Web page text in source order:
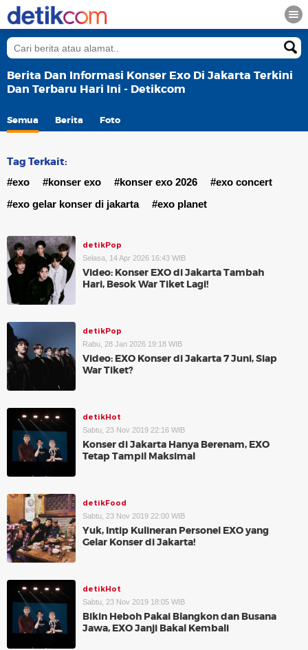
Berita Dan Informasi Konser Exo Di Jakarta Terkini
Dan Terbaru Hari Ini - Detikcom
Semua Berita Foto
Tag Terkait:
#exo #konser exo #konser exo 2026
#exo concert
#exo gelar konser di jakarta
#exo planet
detikPop
Selasa, 14 Apr 2026 16:43 WIB
Video: Konser EXO di Jakarta Tambah
Hari, Besok War Tiket Lagi!
detikPop
Rabu, 28 Jan 2026 19:18 WIB
Video: EXO Konser di Jakarta 7 Juni, Siap
War Tiket?
detikHot
Sabtu, 23 Nov 2019 22:16 WIB
Konser di Jakarta Hanya Berenam, EXO
Tetap Tampil Maksimal
detikFood
Sabtu, 23 Nov 2019 22:00 WIB
Yuk, Intip Kulineran Personel EXO yang
Gelar Konser di Jakarta!
detikHot
Sabtu, 23 Nov 2019 18:05 WIB
Bikin Heboh Pakai Blangkon dan Busana
Jawa, EXO Janji Bakal Kembali